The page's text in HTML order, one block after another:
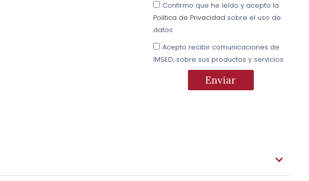
Confirmo que he leído y acepto la
Politica de Privacidad sobre el uso de
datos
Acepto recibir comunicaciones de
IMSED, sobre sus productos y servicios.
Enviar